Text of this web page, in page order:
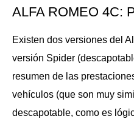
ALFA ROMEO 4C:
Existen dos versiones del
versión Spider
resumen de las
vehículos (que son muy
descapotable, como es